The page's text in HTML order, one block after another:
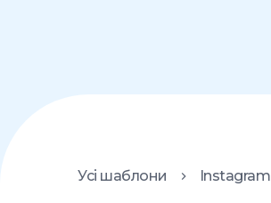
Усі шаблони Instagram